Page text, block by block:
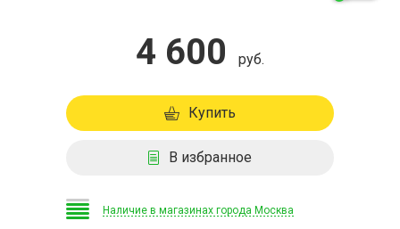
4 600 руб.
Купить
В избранное
Наличие в магазинах города Москва